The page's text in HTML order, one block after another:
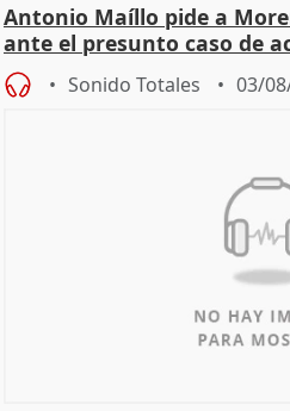
Antonio Maíllo pide a
ante el presunto caso de
Sonido Totales 03/